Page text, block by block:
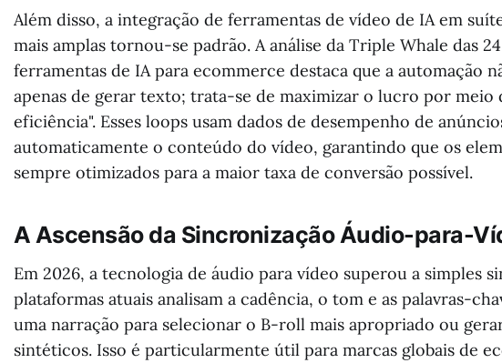
Além disso, a integração de ferramentas de vídeo de IA em
mais amplas tornou-se padrão. A análise da Triple Whale das
ferramentas de IA para ecommerce destaca que a automação
apenas de gerar texto; trata-se de maximizar o lucro por meio
eficiência". Esses loops usam dados de desempenho de
automaticamente o conteúdo do vídeo, garantindo que os
sempre otimizados para a maior taxa de conversão possível.
A Ascensão da Sincronização Áudio-para-
Em 2026, a tecnologia de áudio para vídeo superou a simples
plataformas atuais analisam a cadência, o tom e as palavras-
uma narração para selecionar o B-roll mais apropriado ou
sintéticos. Isso é particularmente útil para marcas globais de